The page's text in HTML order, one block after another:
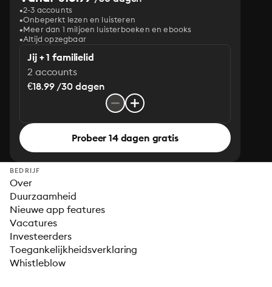
2-3 accounts
Onbeperkt lezen en luisteren
Meer dan 1 miljoen luisterboeken en ebooks
Altijd opzegbaar
Jij + 1 familielid
2 accounts
€18.99 /30 dagen
Probeer 14 dagen gratis
BEDRIJF
Over
Duurzaamheid
Nieuwe app features
Vacatures
Investeerders
Toegankelijkheidsverklaring
Whistleblow